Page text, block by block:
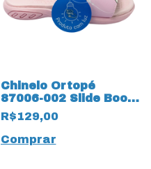
Chinelo Ortopé
87006-002 Slide Booh
com LED 14034 Rosa
R$129,00
Comprar